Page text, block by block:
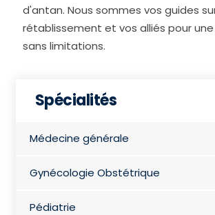
d'antan. Nous sommes vos guides
rétablissement et vos alliés pour
sans limitations.
Spécialités
Médecine générale
Gynécologie Obstétrique
Pédiatrie